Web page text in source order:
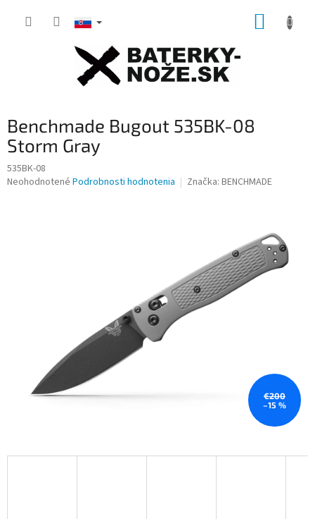
Benchmade Bugout 535BK-08
Storm Gray
535BK-08
Priemerné
Neohodnotené Podrobnosti hodnotenia Značka: BENCHMADE
€200
–15 %